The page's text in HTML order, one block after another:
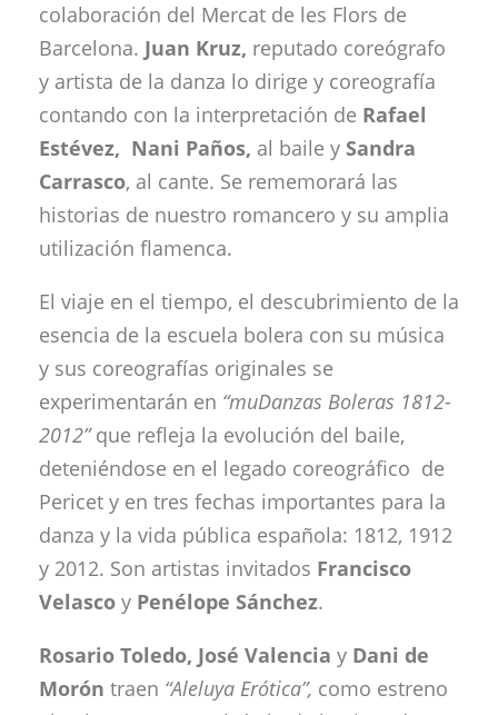
colaboración del Mercat de les Flors de
Barcelona. Juan Kruz, reputado coreógrafo
y artista de la danza lo dirige y coreografía
contando con la interpretación de Rafael
Estévez, Nani Paños, al baile y Sandra
Carrasco, al cante. Se rememorará las
historias de nuestro romancero y su amplia
utilización flamenca.
El viaje en el tiempo, el descubrimiento de la
esencia de la escuela bolera con su música
y sus coreografías originales se
experimentarán en “muDanzas Boleras 1812-
2012”que refleja la evolución del baile,
deteniéndose en el legado coreográfico de
Pericet y en tres fechas importantes para la
danza y la vida pública española: 1812, 1912
y 2012. Son artistas invitados Francisco
Velasco y Penélope Sánchez.
Rosario Toledo, José Valencia y Dani de
Morón traen “Aleluya Erótica”, como estreno